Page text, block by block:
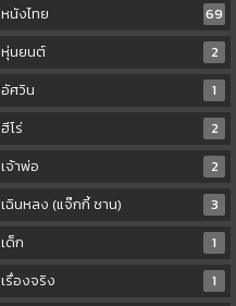
หนังไทย
69
หุ่นยนต์
2
อัศวิน
1
ฮีโร่
2
เจ้าพ่อ
2
เฉินหลง (แจ๊กกี้ ชาน)
3
เด็ก
1
เรื่องจริง
1